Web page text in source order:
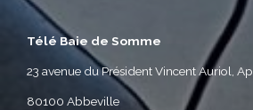
Télé Baie de Somme
23 avenue du Président Vincent Auriol,
80100 Abbeville